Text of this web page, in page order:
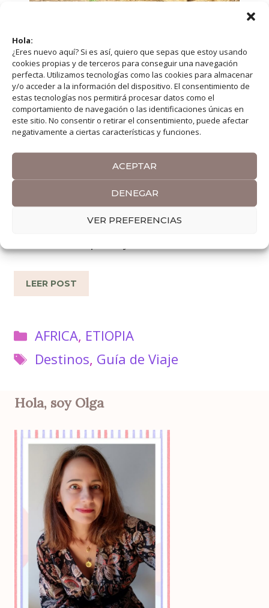
Hola:
¿Eres nuevo aquí? Si es así, quiero que sepas que estoy usando
cookies propias y de terceros para conseguir una navegación
perfecta. Utilizamos tecnologías como las cookies para almacenar
y/o acceder a la información del dispositivo. El consentimiento de
estas tecnologías nos permitirá procesar datos como el
comportamiento de navegación o las identificaciones únicas en
este sitio. No consentir o retirar el consentimiento, puede afectar
negativamente a ciertas características y funciones.
ACEPTAR
DENEGAR
VER PREFERENCIAS
Etiopía: Itinerario y Guía para
conocer el país
02/05/2020
Etiopía guía completa. Etiopía es un
país único, una nación que esconde
multitud de tesoros culturales y
LEER POST
Categorías
AFRICA, ETIOPIA
Etiquetas
Destinos, Guía de Viaje
Hola, soy Olga